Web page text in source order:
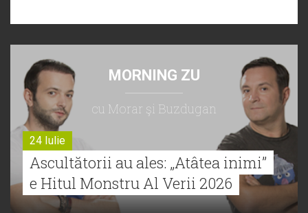
MORNING ZU
cu Morar şi Buzdugan
24 Iulie
Ascultătorii au ales: „Atâtea inimi”
e Hitul Monstru Al Verii 2026